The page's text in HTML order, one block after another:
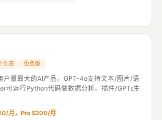
生态 免费版
户量最大的AI产品。GPT-4o支持文本/图片/语
可运行Python代码做数据分析。插件/GPTs生
月，Pro $200/月